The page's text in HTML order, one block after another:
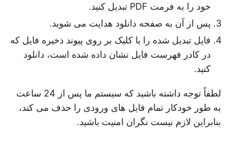
خود را به فرمت PDF تبدیل کنید.
پس از آن به صفحه دانلود هدایت می شوید.
فایل تبدیل شده را با کلیک بر روی پیوند ذخیره فایل که
در کادر فهرست فایل نشان داده شده است، دانلود
کنید.
لطفاً توجه داشته باشید که سیستم ما پس از 24 ساعت
به طور خودکار تمام فایل های ورودی را حذف می کند،
بنابراین لازم نیست نگران امنیت باشید.